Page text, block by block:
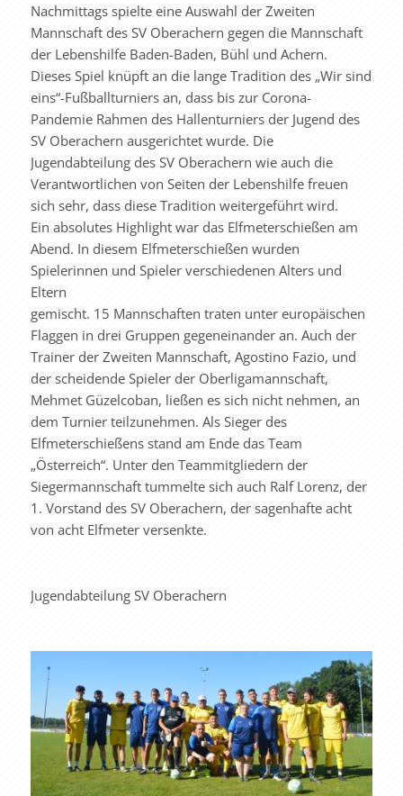
Nachmittags spielte eine Auswahl der Zweiten
Mannschaft des SV Oberachern gegen die Mannschaft
der Lebenshilfe Baden-Baden, Bühl und Achern.
Dieses Spiel knüpft an die lange Tradition des „Wir sind
eins“-Fußballturniers an, dass bis zur Corona-
Pandemie Rahmen des Hallenturniers der Jugend des
SV Oberachern ausgerichtet wurde. Die
Jugendabteilung des SV Oberachern wie auch die
Verantwortlichen von Seiten der Lebenshilfe freuen
sich sehr, dass diese Tradition weitergeführt wird.
Ein absolutes Highlight war das Elfmeterschießen am
Abend. In diesem Elfmeterschießen wurden
Spielerinnen und Spieler verschiedenen Alters und
Eltern
gemischt. 15 Mannschaften traten unter europäischen
Flaggen in drei Gruppen gegeneinander an. Auch der
Trainer der Zweiten Mannschaft, Agostino Fazio, und
der scheidende Spieler der Oberligamannschaft,
Mehmet Güzelcoban, ließen es sich nicht nehmen, an
dem Turnier teilzunehmen. Als Sieger des
Elfmeterschießens stand am Ende das Team
„Österreich“. Unter den Teammitgliedern der
Siegermannschaft tummelte sich auch Ralf Lorenz, der
1. Vorstand des SV Oberachern, der sagenhafte acht
von acht Elfmeter versenkte.
Jugendabteilung SV Oberachern